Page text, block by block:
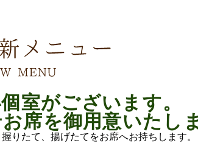
室がございます。
席を御用意いたし
りたて、揚げたてをお席へお持ちします。